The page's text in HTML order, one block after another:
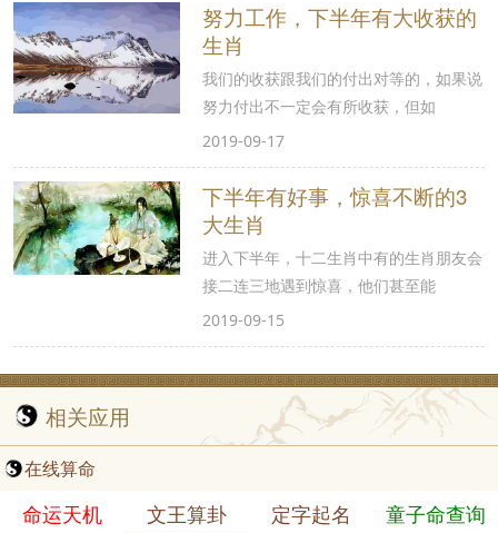
努力工作，下半年有大收获的
生肖
我们的收获跟我们的付出对等的，如果说
努力付出不一定会有所收获，但如
2019-09-17
下半年有好事，惊喜不断的3
大生肖
进入下半年，十二生肖中有的生肖朋友会
接二连三地遇到惊喜，他们甚至能
2019-09-15
相关应用
在线算命
命运天机 文王算卦 定字起名
童子命查询